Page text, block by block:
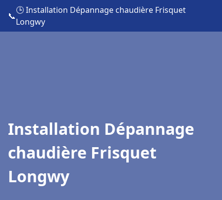
📞
🕒 Installation Dépannage chaudière Frisquet
Longwy
Installation Dépannage
chaudière Frisquet
Longwy